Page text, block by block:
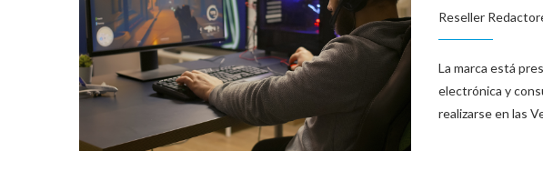
Reseller
La marca está
electrónica y
realizarse en las